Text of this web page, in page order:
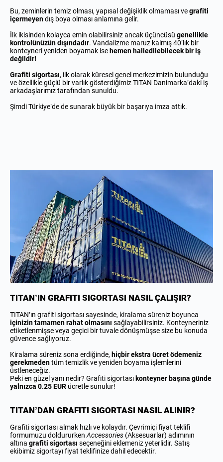
Bu, zeminlerin temiz olması, yapısal değişiklik olmaması vegrafiti
içermeyendış boya olması anlamına gelir.
İlk ikisinden kolayca emin olabilirsiniz ancak üçüncüsü genellikle
kontrolünüzün dışındadır. Vandalizme maruz kalmış 40’lık bir
konteyneri yeniden boyamak ise hemen halledilebilecek bir iş
değildir!
Grafiti sigortası, ilk olarak küresel genel merkezimizin bulunduğu
ve özellikle güçlü bir varlık gösterdiğimiz TITAN Danimarka’daki iş
arkadaşlarımız tarafından sunuldu.
Şimdi Türkiye’de de sunarak büyük bir başarıya imza attık.
TITAN’IN GRAFITI SIGORTASI NASIL ÇALIŞIR?
TITAN’ın grafiti sigortası sayesinde, kiralama süreniz boyunca
içinizin tamamen rahat olmasını sağlayabilirsiniz. Konteyneriniz
etiketlenmişse veya geçici bir tuvale dönüşmüşse size bu konuda
güvence sağlıyoruz.
Kiralama süreniz sona erdiğinde, hiçbir ekstra ücret ödemeniz
gerekmedentüm temizlik ve yeniden boyama işlemlerini
üstleneceğiz.
Peki en güzel yanı nedir? Grafiti sigortası konteyner başına günde
yalnızca 0.25 EUR ücretle sunulur!
TITAN’DAN GRAFITI SIGORTASI NASIL ALINIR?
Grafiti sigortası almak hızlı ve kolaydır. Çevrimiçi fiyat teklifi
formumuzu doldururken Accessories (Aksesuarlar) adımının
altına grafiti sigortası seçeneğini eklemeniz yeterlidir. Satış
ekibimiz sigortayı fiyat teklifinize dahil edecektir.